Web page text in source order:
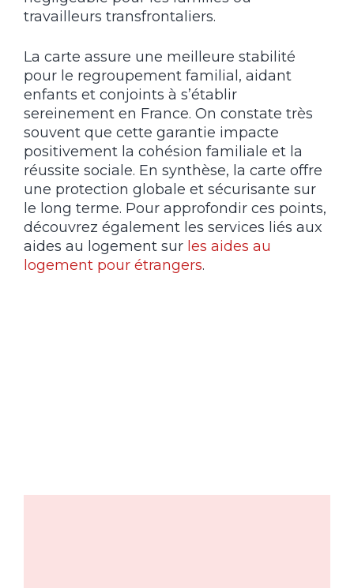
travailleurs transfrontaliers.
La carte assure une meilleure stabilité
pour le regroupement familial, aidant
enfants et conjoints à s’établir
sereinement en France. On constate très
souvent que cette garantie impacte
positivement la cohésion familiale et la
réussite sociale. En synthèse, la carte offre
une protection globale et sécurisante sur
le long terme. Pour approfondir ces points,
découvrez également les services liés aux
aides au logement sur les aides au
logement pour étrangers.